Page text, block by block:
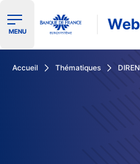
Ouvrir le menu de
MENU
Accueil Thématiques